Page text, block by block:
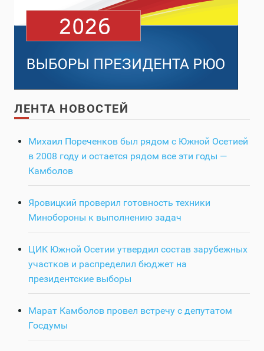
ЛЕНТА НОВОСТЕЙ
Михаил Пореченков был рядом с Южной Осетией
в 2008 году и остается рядом все эти годы —
Камболов
Яровицкий проверил готовность техники
Минобороны к выполнению задач
ЦИК Южной Осетии утвердил состав зарубежных
участков и распределил бюджет на
президентские выборы
Марат Камболов провел встречу с депутатом
Госдумы